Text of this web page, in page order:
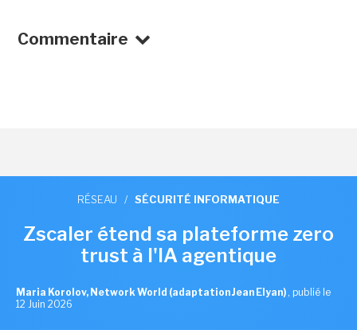
Commentaire
RÉSEAU / SÉCURITÉ INFORMATIQUE
Zscaler étend sa plateforme zero
trust à l'IA agentique
Maria Korolov, Network World (adaptation Jean Elyan) , publié le
12 Juin 2026